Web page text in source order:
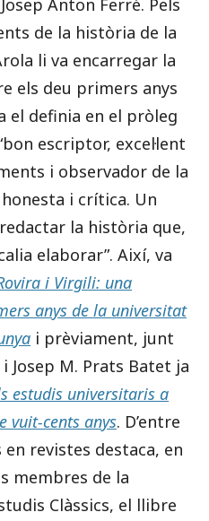
Anton Ferré. Pels
de la història de la
li va encarregar la
els deu primers anys
el definia en el pròleg
escriptor, excel·lent
i observador de la
i crítica. Un
la història que,
elaborar”. Així, va
i Virgili: una
anys de la universitat
i prèviament, junt
Josep M. Prats Batet ja
estudis universitaris a
vuit-cents anys. D’entre
revistes destaca, en
membres de la
Clàssics, el llibre